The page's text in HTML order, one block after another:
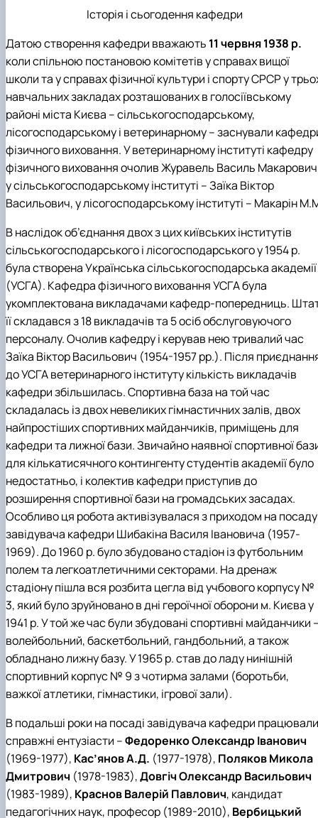
рекомендації для ОС "Бакалавр"
Меморандуми, договори про співпрацю
Історія і сьогодення кафедри
Датою створення кафедри вважають 11 червня 1938 р.
коли спільною постановою комітетів у справах вищої
школи та у справах фізичної культури і спорту СРСР у
навчальних закладах розташованих в голосіївському
районі міста Києва – сільськогосподарському,
лісогосподарському і ветеринарному – заснували
фізичного виховання. У ветеринарному інституті кафедру
фізичного виховання очолив Журавель Василь
у сільськогосподарському інституті – Заїка Віктор
Васильович, у лісогосподарському інституті – Макарін
В наслідок об’єднання двох з цих київських інститутів
сільськогосподарського і лісогосподарського у 1954 р.
була створена Українська сільськогосподарська академії
(УСГА). Кафедра фізичного виховання УСГА була
укомплектована викладачами кафедр-попередниць.
її складався з 18 викладачів та 5 осіб обслуговуючого
персоналу. Очолив кафедру і керував нею тривалий час
Заїка Віктор Васильович (1954-1957 рр.). Після
до УСГА ветеринарного інституту кількість викладачів
кафедри збільшилась. Спортивна база на той час
складалась із двох невеликих гімнастичних залів, двох
найпростіших спортивних майданчиків, приміщень для
кафедри та лижної бази. Звичайно наявної спортивної
для кількатисячного контингенту студентів академії було
недостатньо, і колектив кафедри приступив до
розширення спортивної бази на громадських засадах.
Особливо ця робота активізувалася з приходом на посаду
завідувача кафедри Шибакіна Василя Івановича (1957-
1969). До 1960 р. було збудовано стадіон із футбольним
полем та легкоатлетичними секторами. На дренаж
стадіону пішла вся розбита цегла від учбового корпусу №
3, який було зруйновано в дні героїчної оборони м. Києва у
1941 р. У той же час були збудовані спортивні майданчики
волейбольний, баскетбольний, гандбольний, а також
обладнано лижну базу. У 1965 р. став до ладу нинішній
спортивний корпус № 9 з чотирма залами (боротьби,
важкої атлетики, гімнастики, ігрової зали).
В подальші роки на посаді завідувача кафедри працювали
справжні ентузіасти –Федоренко Олександр Іванович
(1969-1977), Кас’янов А.Д. (1977-1978), Поляков Микола
Дмитрович (1978-1983),Довгіч Олександр Васильович
(1983-1989), Краснов Валерій Павлович, кандидат
педагогічних наук, професор (1989-2010), Вербицький